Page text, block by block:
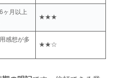
ヶ月以上
★★★
感想が多
★★☆